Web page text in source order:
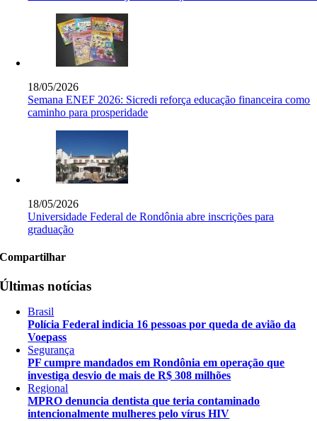
18/05/2026
Semana ENEF 2026: Sicredi reforça educação financeira como
caminho para prosperidade
18/05/2026
Universidade Federal de Rondônia abre inscrições para
graduação
Compartilhar
Últimas notícias
Brasil
Polícia Federal indicia 16 pessoas por queda de avião da
Voepass
Segurança
PF cumpre mandados em Rondônia em operação que
investiga desvio de mais de R$ 308 milhões
Regional
MPRO denuncia dentista que teria contaminado
intencionalmente mulheres pelo vírus HIV